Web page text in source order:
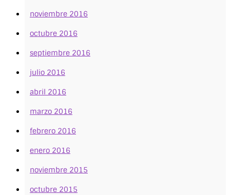
noviembre 2016
octubre 2016
septiembre 2016
julio 2016
abril 2016
marzo 2016
febrero 2016
enero 2016
noviembre 2015
octubre 2015